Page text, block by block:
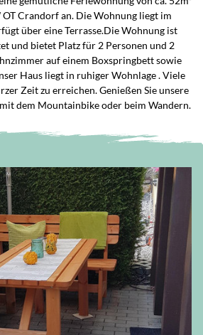
OT Crandorf an. Die Wohnung liegt im
über eine Terrasse.Die Wohnung ist
und bietet Platz für 2 Personen und 2
auf einem Boxspringbett sowie
Haus liegt in ruhiger Wohnlage . Viele
Zeit zu erreichen. Genießen Sie unsere
dem Mountainbike oder beim Wandern.